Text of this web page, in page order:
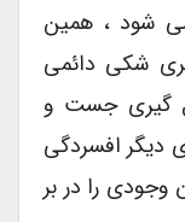
” ( ارنبرگ ، ۱۹۹۸) می شود ، همین
شکی دائمی
جست و
افسردگی
را در بر